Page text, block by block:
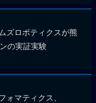
ズロボティクスが熊
の実証実験
ォマティクス、